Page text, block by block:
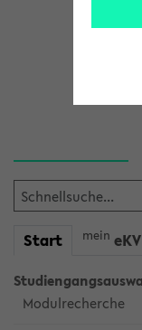
Start mein
Modulrecherche